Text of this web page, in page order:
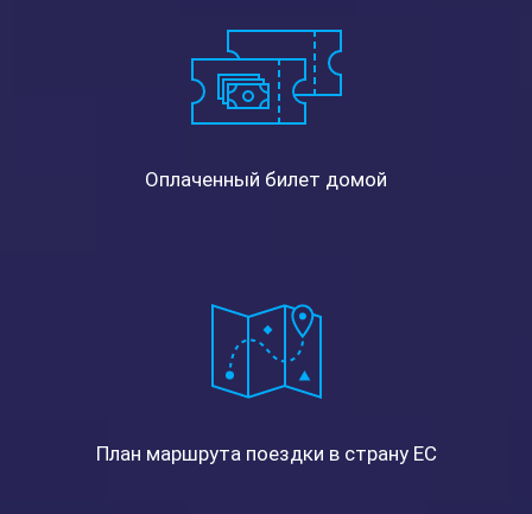
Оплаченный билет домой
План маршрута поездки в страну ЕС